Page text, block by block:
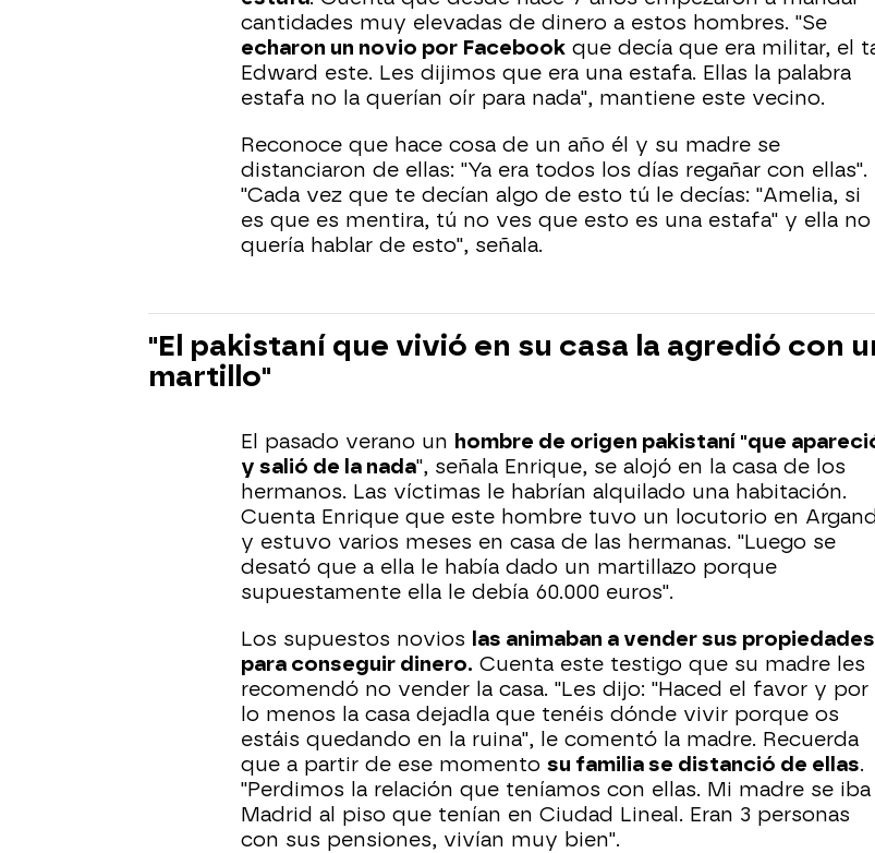
cantidades muy elevadas de dinero a estos hombres. "Se
echaron un novio por Facebook que decía que era militar, el
Edward este. Les dijimos que era una estafa. Ellas la palabra
estafa no la querían oír para nada", mantiene este vecino.
Reconoce que hace cosa de un año él y su madre se
distanciaron de ellas: "Ya era todos los días regañar con ellas".
"Cada vez que te decían algo de esto tú le decías: "Amelia, si
es que es mentira, tú no ves que esto es una estafa" y ella no
quería hablar de esto", señala.
"El pakistaní que vivió en su casa la agredió con
martillo"
El pasado verano un hombre de origen pakistaní "que
y salió de la nada", señala Enrique, se alojó en la casa de los
hermanos. Las víctimas le habrían alquilado una habitación.
Cuenta Enrique que este hombre tuvo un locutorio en
y estuvo varios meses en casa de las hermanas. "Luego se
desató que a ella le había dado un martillazo porque
supuestamente ella le debía 60.000 euros".
Los supuestos novios las animaban a vender sus propiedades
para conseguir dinero. Cuenta este testigo que su madre les
recomendó no vender la casa. "Les dijo: "Haced el favor y por
lo menos la casa dejadla que tenéis dónde vivir porque os
estáis quedando en la ruina", le comentó la madre. Recuerda
que a partir de ese momento su familia se distanció de ellas.
"Perdimos la relación que teníamos con ellas. Mi madre se iba
Madrid al piso que tenían en Ciudad Lineal. Eran 3 personas
con sus pensiones, vivían muy bien".